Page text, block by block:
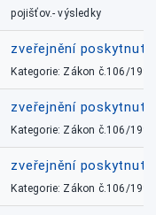
pojišťov.- výsledky
zveřejnění
Kategorie: Zákon č.106/1999
zveřejnění
Kategorie: Zákon č.106/1999
zveřejnění
Kategorie: Zákon č.106/1999